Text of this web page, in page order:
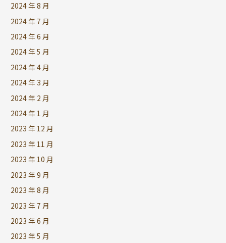
2024 年 8 月
2024 年 7 月
2024 年 6 月
2024 年 5 月
2024 年 4 月
2024 年 3 月
2024 年 2 月
2024 年 1 月
2023 年 12 月
2023 年 11 月
2023 年 10 月
2023 年 9 月
2023 年 8 月
2023 年 7 月
2023 年 6 月
2023 年 5 月